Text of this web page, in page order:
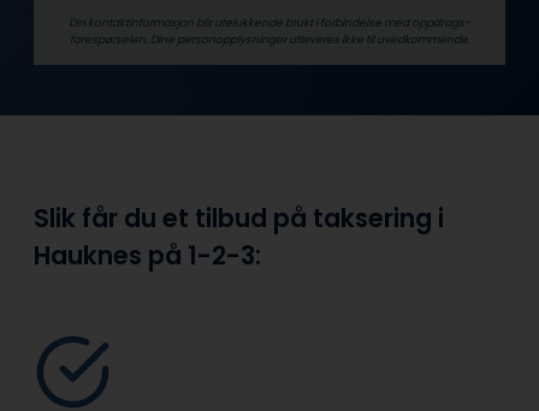
Din kontaktinformasjon blir utelukkende brukt i forbindelse med oppdrags­
forespørselen. Dine person­­opplysninger utleveres ikke til uvedkommende.
Slik får du et tilbud på taksering i
Hauknes på 1-2-3: